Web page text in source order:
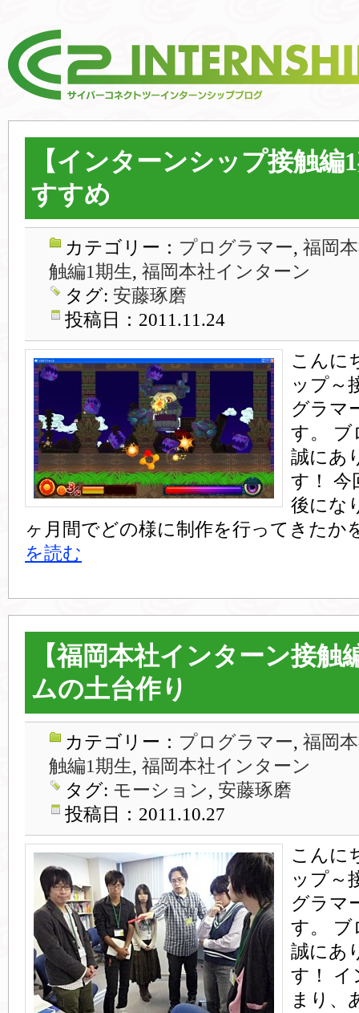
【インターンシップ接触編
すすめ
カテゴリー： プログラマー, 福岡
触編1期生, 福岡本社インターン
タグ: 安藤琢磨
投稿日：2011.11.24
こんに
ップ～
グラマ
す。 ブ
誠にあ
す！ 今
後にな
ヶ月間でどの様に制作を行ってきたか
を読む
【福岡本社インターン接触
ムの土台作り
カテゴリー： プログラマー, 福岡
触編1期生, 福岡本社インターン
タグ: モーション, 安藤琢磨
投稿日：2011.10.27
こんに
ップ～
グラマ
す。 ブ
誠にあ
す！ イ
まり、